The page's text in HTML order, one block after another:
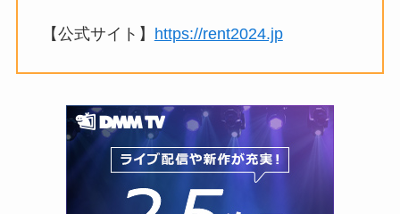
【公式サイト】 https://rent2024.jp